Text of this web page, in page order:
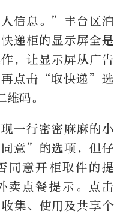
信息。”丰台区泊
递柜的显示屏全是
，让显示屏从广告
再点击“取快递”选
码。
一行密密麻麻的小
意”的选项，但仔
同意开柜取件的提
卖点餐提示。点击
集、使用及共享个